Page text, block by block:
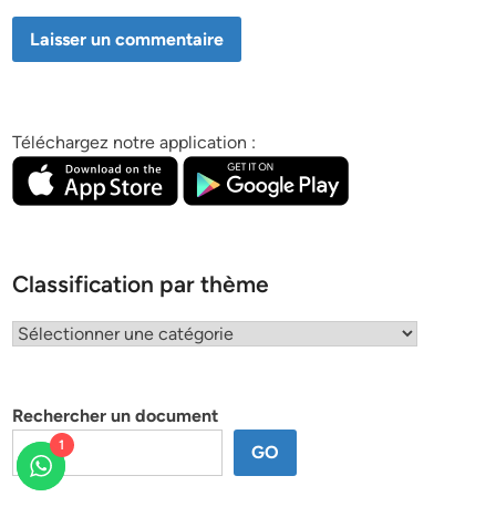
Téléchargez notre application :
Classification par thème
Classification
Rechercher un document
GO
1